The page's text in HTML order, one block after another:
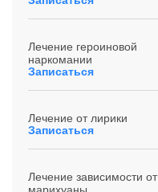
Лечение героиновой
наркомании
Записаться
Лечение от лирики
Записаться
Лечение зависимости от